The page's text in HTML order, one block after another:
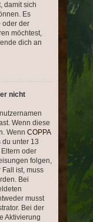
damit sich
Es
oder der
möchtest,
dich an
nicht
Wenn diese
Wenn COPPA
du unter 13
oder
folgen,
ist, muss
Bei
musst
Bei der
Aktivierung